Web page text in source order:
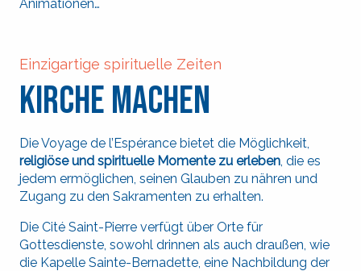
Suche
Animationen…
Einzigartige spirituelle Zeiten
Kirche machen
Die Voyage de l’Espérance bietet die Möglichkeit,
religiöse und spirituelle Momente zu erleben , die es
jedem ermöglichen, seinen Glauben zu nähren und
Zugang zu den Sakramenten zu erhalten.
Die Cité Saint-Pierre verfügt über Orte für
Gottesdienste, sowohl drinnen als auch draußen, wie
die Kapelle Sainte-Bernadette, eine Nachbildung der